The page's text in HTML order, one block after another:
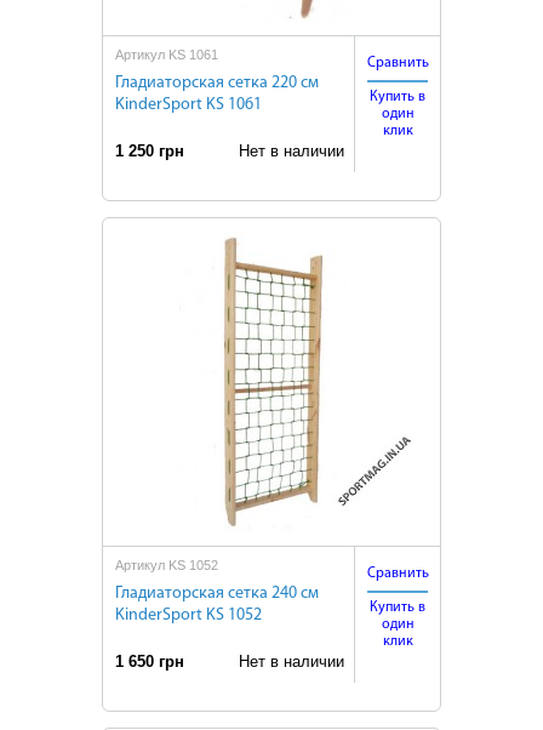
Артикул KS 1061
Гладиаторская сетка 220 см
KinderSport KS 1061
1 250 грн Нет в наличии
Сравнить
Купить в
один
клик
Артикул KS 1052
Гладиаторская сетка 240 см
KinderSport KS 1052
1 650 грн Нет в наличии
Сравнить
Купить в
один
клик